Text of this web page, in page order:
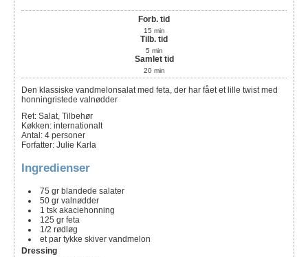
Forb. tid
15 min
Tilb. tid
5 min
Samlet tid
20 min
Den klassiske vandmelonsalat med feta, der har fået et lille twist med
honningristede valnødder
Ret: Salat, Tilbehør
Køkken: internationalt
Antal: 4 personer
Forfatter: Julie Karla
Ingredienser
75 gr blandede salater
50 gr valnødder
1 tsk akaciehonning
125 gr feta
1/2 rødløg
et par tykke skiver vandmelon
Dressing